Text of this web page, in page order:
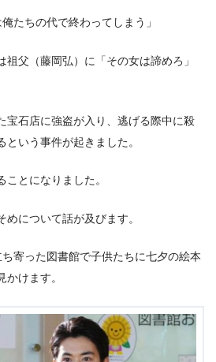
たちの代で終わってしまう」
父（藤岡弘）に「その女は諦めろ」
宝石店に強盗が入り、逃げる際中に殺
いう事件が起きました。
とになりました。
について話が及びます。
寄った図書館で子供たちに七夕の絵本
けます。